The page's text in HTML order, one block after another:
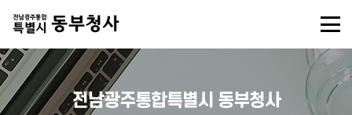
전남광주통합특별시 동부청사